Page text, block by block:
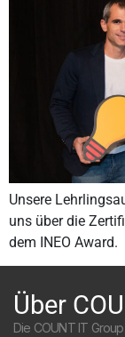
Unsere
uns über die
dem INEO Award.
Über
Die COUNT IT